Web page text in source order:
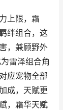
上限，霜
绊组合，这
，兼顾野外
雷泽组合角
应宠物全部
成，天赋更
，霜华天赋